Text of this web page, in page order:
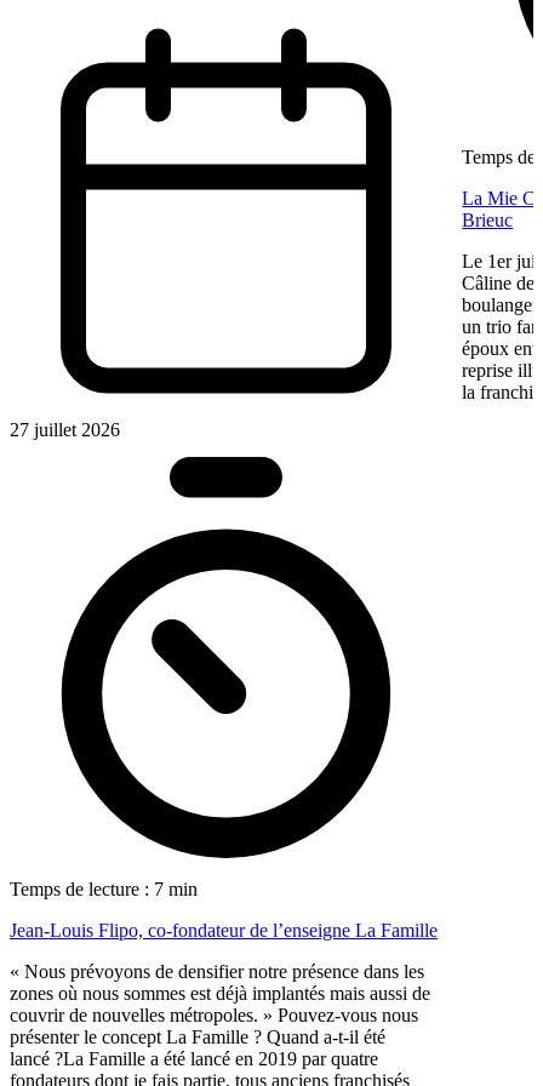
27 juillet 2026
Temps de lecture : 7 min
Jean-Louis Flipo, co-fondateur de l’enseigne La Famille
« Nous prévoyons de densifier notre présence dans les
zones où nous sommes est déjà implantés mais aussi de
couvrir de nouvelles métropoles. » Pouvez-vous nous
présenter le concept La Famille ? Quand a-t-il été
lancé ?La Famille a été lancé en 2019 par quatre
fondateurs dont je fais partie, tous anciens franchisés
Temps de
La Mie
Brieuc
Le 1er
Câline de
un trio
époux
reprise
la